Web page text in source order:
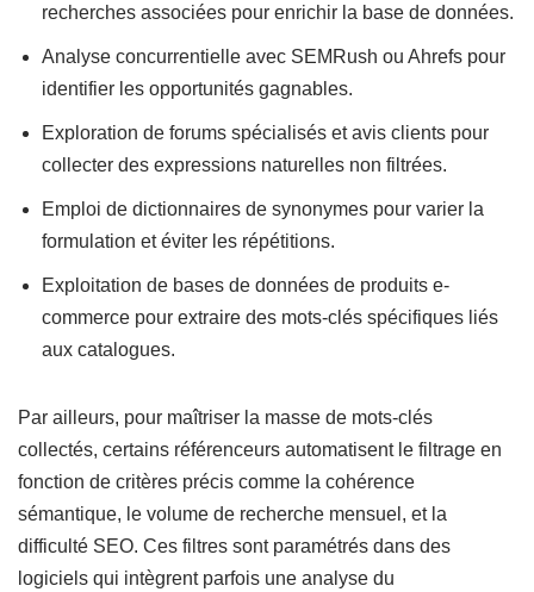
recherches associées pour enrichir la base de données.
Analyse concurrentielle avec SEMRush ou Ahrefs pour
identifier les opportunités gagnables.
Exploration de forums spécialisés et avis clients pour
collecter des expressions naturelles non filtrées.
Emploi de dictionnaires de synonymes pour varier la
formulation et éviter les répétitions.
Exploitation de bases de données de produits e-
commerce pour extraire des mots-clés spécifiques liés
aux catalogues.
Par ailleurs, pour maîtriser la masse de mots-clés
collectés, certains référenceurs automatisent le filtrage en
fonction de critères précis comme la cohérence
sémantique, le volume de recherche mensuel, et la
difficulté SEO. Ces filtres sont paramétrés dans des
logiciels qui intègrent parfois une analyse du